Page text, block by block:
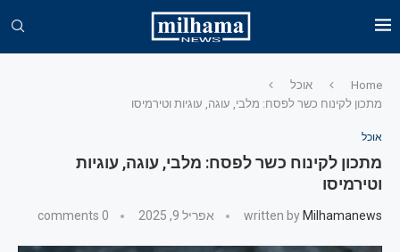
Home
אוכל
מתכון לקינוח כשר לפסח: מלבי, עוגה, עוגיות וטירמיסו
אוכל
מתכון לקינוח כשר לפסח: מלבי, עוגה, עוגיות
וטירמיסו
written by Milhamanews אפריל 9, 2025 0 comments